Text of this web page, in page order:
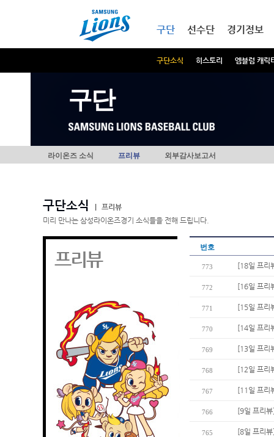
구단
구단소식 히스토리 엠블럼 캐릭
선수단 경기정보
구단
라이온즈 소식 프리뷰 외부감사보고서
구단소식
프리뷰
미리 만나는 삼성라이온즈경기 소식들을 전해 드립니다.
프리뷰
번호
773 [18일 프리
772 [16일 프리
771 [15일 프리
770 [14일 프리
769 [13일 프리
768 [12일 프리
767 [11일 프리
766 [9일 프리
765 [8일 프리